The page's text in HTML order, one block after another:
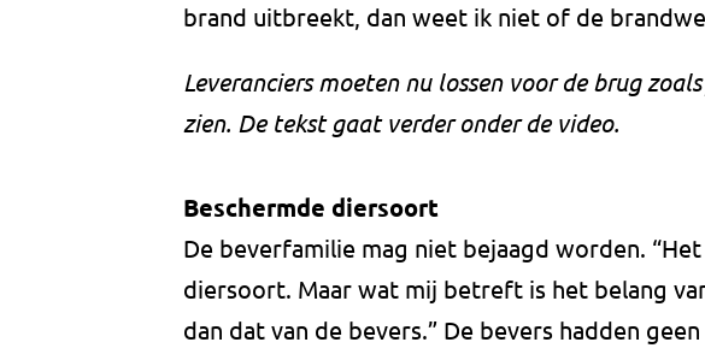
brand uitbreekt, dan weet ik niet of de
Leveranciers moeten nu lossen voor de brug
zien. De tekst gaat verder onder de video.
Beschermde diersoort
De beverfamilie mag niet bejaagd worden.
diersoort. Maar wat mij betreft is het belang
dan dat van de bevers.” De bevers hadden